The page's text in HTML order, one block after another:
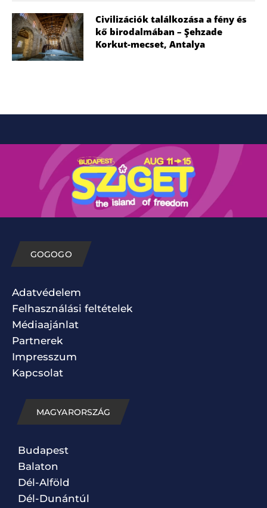
Civilizációk találkozása a fény és
kő birodalmában – Şehzade
Korkut-mecset, Antalya
GOGOGO
Adatvédelem
Felhasználási feltételek
Médiaajánlat
Partnerek
Impresszum
Kapcsolat
MAGYARORSZÁG
Budapest
Balaton
Dél-Alföld
Dél-Dunántúl